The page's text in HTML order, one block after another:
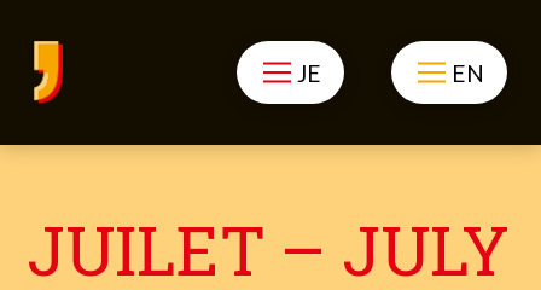
JE EN
JUILET – JULY